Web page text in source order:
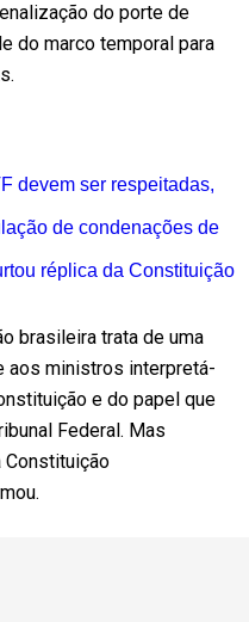
do porte de
do marco temporal para
devem ser respeitadas,
de condenações de
réplica da Constituição
brasileira trata de uma
aos ministros interpretá-
e do papel que
Federal. Mas
Constituição